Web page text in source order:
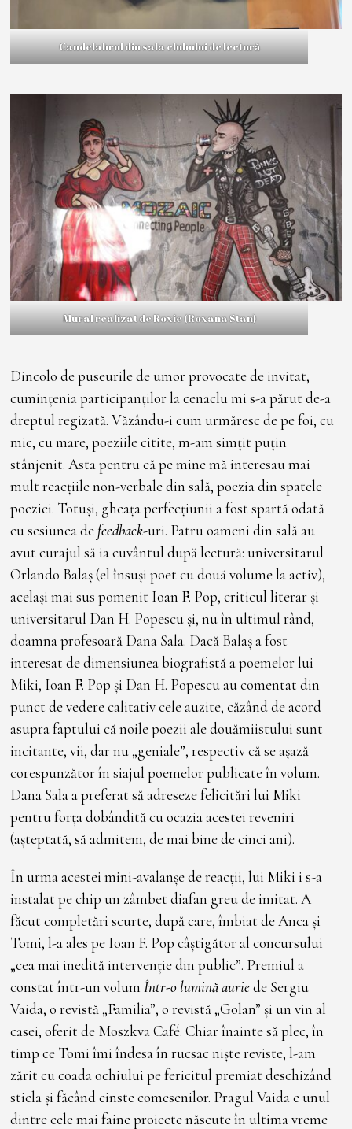
Candelabrul din sala clubului de lectură
Mural realizat de Roxie (Roxana Stan)
Dincolo de puseurile de umor provocate de invitat,
cumințenia participanților la cenaclu mi s-a părut de-a
dreptul regizată. Văzându-i cum urmăresc de pe foi, cu
mic, cu mare, poeziile citite, m-am simțit puțin
stânjenit. Asta pentru că pe mine mă interesau mai
mult reacțiile non-verbale din sală, poezia din spatele
poeziei. Totuși, gheața perfecțiunii a fost spartă odată
cu sesiunea de feedback-uri. Patru oameni din sală au
avut curajul să ia cuvântul după lectură: universitarul
Orlando Balaș (el însuși poet cu două volume la activ),
același mai sus pomenit Ioan F. Pop, criticul literar și
universitarul Dan H. Popescu și, nu în ultimul rând,
doamna profesoară Dana Sala. Dacă Balaș a fost
interesat de dimensiunea biografistă a poemelor lui
Miki, Ioan F. Pop și Dan H. Popescu au comentat din
punct de vedere calitativ cele auzite, căzând de acord
asupra faptului că noile poezii ale douămiistului sunt
incitante, vii, dar nu „geniale”, respectiv că se așază
corespunzător în siajul poemelor publicate în volum.
Dana Sala a preferat să adreseze felicitări lui Miki
pentru forța dobândită cu ocazia acestei reveniri
(așteptată, să admitem, de mai bine de cinci ani).
În urma acestei mini-avalanșe de reacții, lui Miki i s-a
instalat pe chip un zâmbet diafan greu de imitat. A
făcut completări scurte, după care, îmbiat de Anca și
Tomi, l-a ales pe Ioan F. Pop câștigător al concursului
„cea mai inedită intervenție din public”. Premiul a
constat într-un volumÎntr-o lumină auriede Sergiu
Vaida, o revistă „Familia”, o revistă „Golan” și un vin al
casei, oferit de Moszkva Café. Chiar înainte să plec, în
timp ce Tomi îmi îndesa în rucsac niște reviste, l-am
zărit cu coada ochiului pe fericitul premiat deschizând
sticla și făcând cinste comesenilor. Pragul Vaida e unul
dintre cele mai faine proiecte născute în ultima vreme